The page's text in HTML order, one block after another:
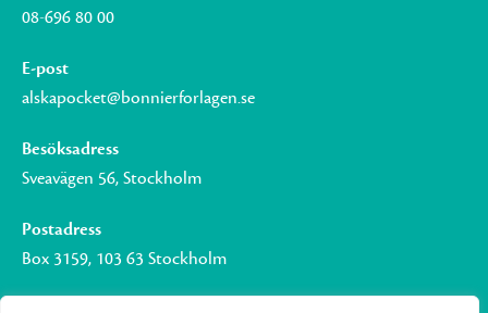
08-696 80 00
E-post
alskapocket@bonnierforlagen.se
Besöksadress
Sveavägen 56, Stockholm
Postadress
Box 3159, 103 63 Stockholm